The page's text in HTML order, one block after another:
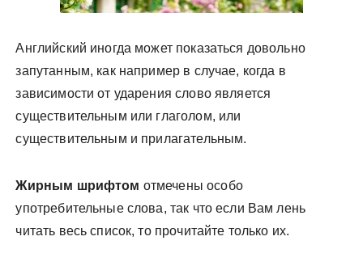
Английский иногда может показаться довольно
запутанным, как например в случае, когда в
зависимости от ударения слово является
существительным или глаголом, или
существительным и прилагательным.
Жирным шрифтом отмечены особо
употребительные слова, так что если Вам лень
читать весь список, то прочитайте только их.